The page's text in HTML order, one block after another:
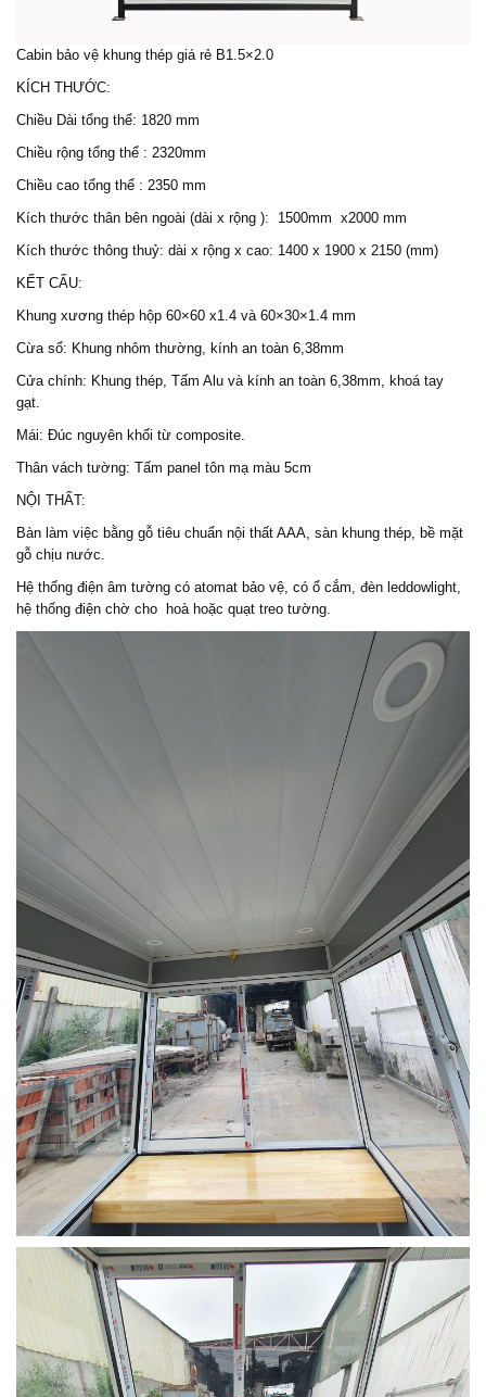
Cabin bảo vệ khung thép giá rẻ B1.5×2.0
KÍCH THƯỚC:
Chiều Dài tổng thể: 1820 mm
Chiều rộng tổng thể : 2320mm
Chiều cao tổng thể : 2350 mm
Kích thước thân bên ngoài (dài x rộng ): 1500mm x2000 mm
Kích thước thông thuỷ: dài x rộng x cao: 1400 x 1900 x 2150 (mm)
KẾT CẤU:
Khung xương thép hộp 60×60 x1.4 và 60×30×1.4 mm
Cừa sổ: Khung nhôm thường, kính an toàn 6,38mm
Cửa chính: Khung thép, Tấm Alu và kính an toàn 6,38mm, khoá tay
gạt.
Mái: Đúc nguyên khối từ composite.
Thân vách tường: Tấm panel tôn mạ màu 5cm
NỘI THẤT:
Bàn làm việc bằng gỗ tiêu chuẩn nội thất AAA, sàn khung thép, bề mặt
gỗ chịu nước.
Hệ thống điện âm tường có atomat bảo vệ, có ổ cắm, đèn leddowlight,
hệ thống điện chờ cho hoà hoặc quạt treo tường.